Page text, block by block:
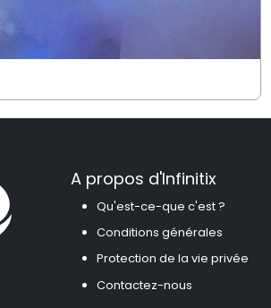
A propos d'Infinitix
Qu'est-ce-que c'est ?
Conditions générales
Protection de la vie privée
Contactez-nous